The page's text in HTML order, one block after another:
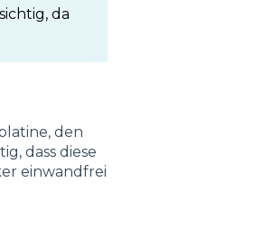
da
den
dass diese
einwandfrei